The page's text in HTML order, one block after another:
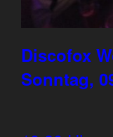
Sonntag,